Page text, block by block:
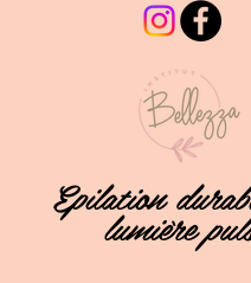
Epilation
lumière